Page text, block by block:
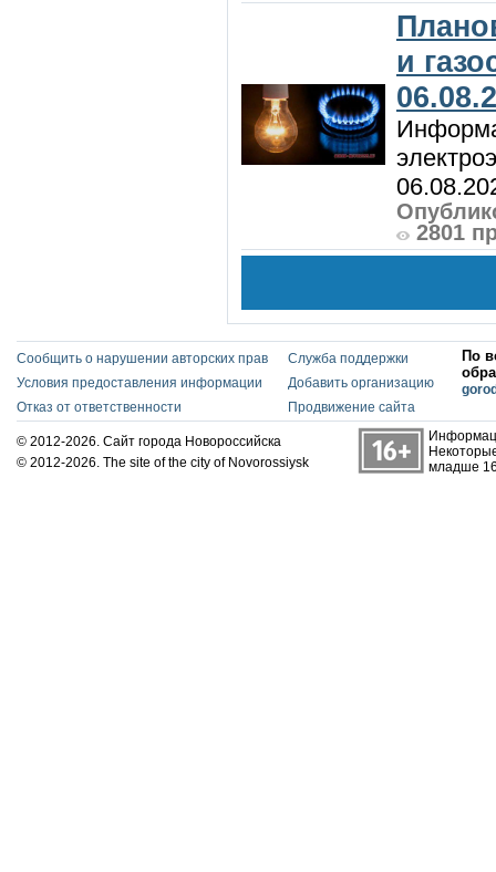
и
2801
Сообщить о нарушении авторских прав
Условия предоставления информации
Отказ от ответственности
Служба поддержки
Добавить организацию
Продвижение сайта
По
© 2012-2026. Сайт города Новороссийска
© 2012-2026. The site of the city of Novorossiysk
младше